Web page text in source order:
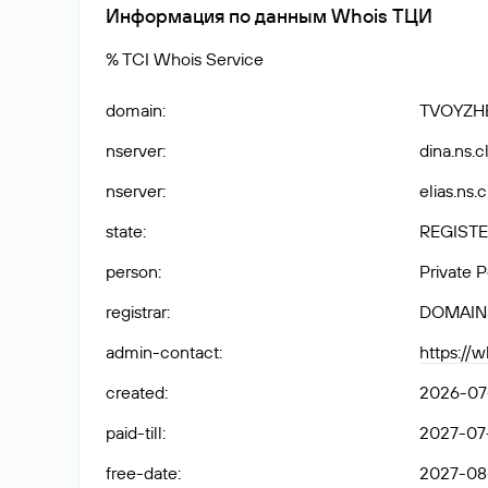
Информация по данным Whois ТЦИ
% TCI Whois Service
domain:
nserver:
nserver:
state:
person:
Private
registrar:
admin-contact:
https://
created:
2026-
paid-till:
2027-
free-date: 2027-